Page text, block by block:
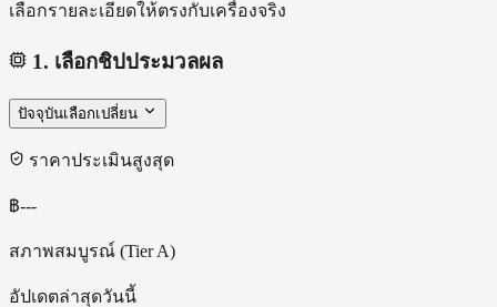
เลือกรายละเอียดให้ตรงกับเครื่องจริง
1. เลือกชิปประมวลผล
ปัจจุบันเลือกเปลี่ยน
ราคาประเมินสูงสุด
฿---
สภาพสมบูรณ์ (Tier A)
อัปเดตล่าสุดวันนี้